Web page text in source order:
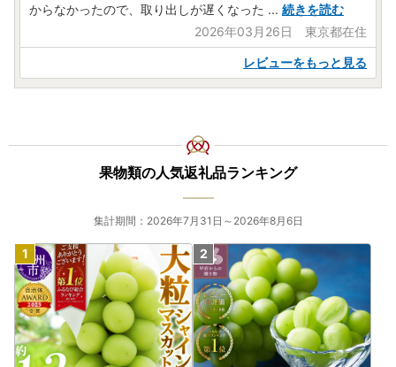
からなかったので、取り出しが遅くなった ... 続きを読む
2026年03月26日 東京都在住
レビューをもっと見る
果物類の人気返礼品ランキング
集計期間：2026年7月31日～2026年8月6日